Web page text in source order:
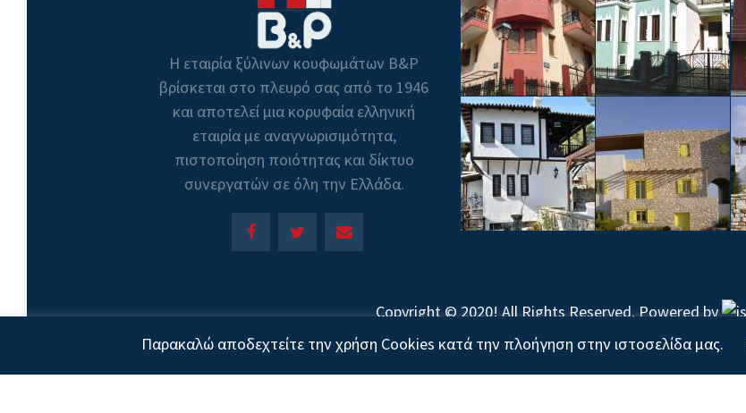
Η εταιρία ξύλινων κουφωμάτων Β&P
βρίσκεται στο πλευρό σας από το 1946
και αποτελεί μια κορυφαία ελληνική
εταιρία με αναγνωρισιμότητα,
πιστοποίηση ποιότητας και δίκτυο
συνεργατών σε όλη την Ελλάδα.
Copyright © 2020! All Rights Reserved. Powered by
Παρακαλώ αποδεχτείτε την χρήση Cookies κατά την πλοήγηση στην ιστοσελίδα μας.